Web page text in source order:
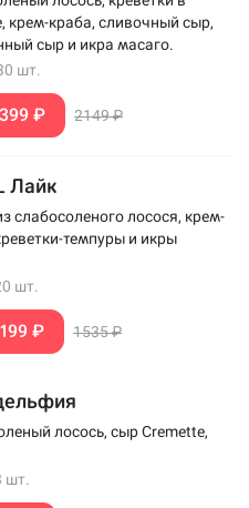
крем-краба, сливочный сыр,
сыр и икра масаго.
шт.
₽ 2149 ₽
Лайк
слабосоленого лосося, крем-
темпуры и икры
шт.
₽ 1535 ₽
лосось, сыр Cremette,
шт.